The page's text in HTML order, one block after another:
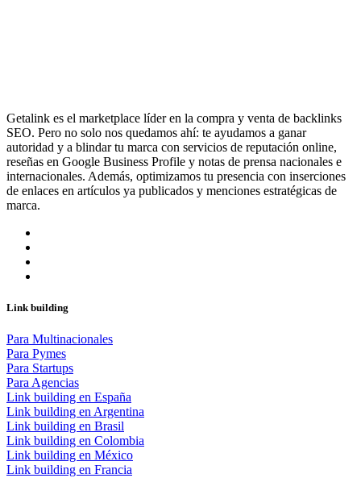
Getalink es el marketplace líder en la compra y venta de backlinks
SEO. Pero no solo nos quedamos ahí: te ayudamos a ganar
autoridad y a blindar tu marca con servicios de reputación online,
reseñas en Google Business Profile y notas de prensa nacionales e
internacionales. Además, optimizamos tu presencia con inserciones
de enlaces en artículos ya publicados y menciones estratégicas de
marca.
Link building
Para Multinacionales
Para Pymes
Para Startups
Para Agencias
Link building en España
Link building en Argentina
Link building en Brasil
Link building en Colombia
Link building en México
Link building en Francia